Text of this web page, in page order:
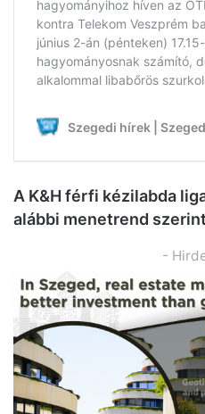
A K&H férfi kézilabda
alábbi menetrend
-